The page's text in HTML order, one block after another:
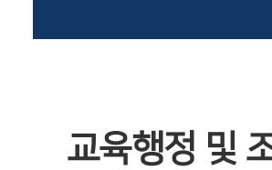
교육행정 및